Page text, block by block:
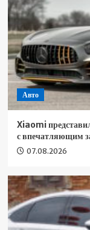
Авто
Xiaomi
с впечатляющим
07.08.2026